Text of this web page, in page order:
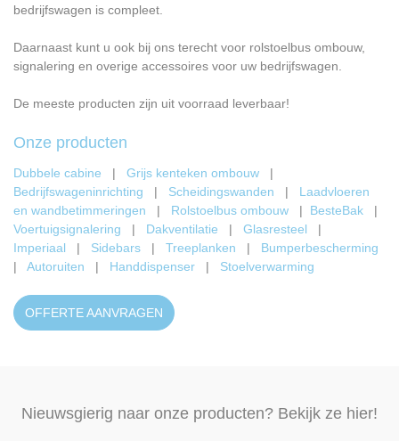
bedrijfswagen is compleet.
Daarnaast kunt u ook bij ons terecht voor rolstoelbus ombouw,
signalering en overige accessoires voor uw bedrijfswagen.
De meeste producten zijn uit voorraad leverbaar!
Onze producten
Dubbele cabine | Grijs kenteken ombouw |
Bedrijfswageninrichting | Scheidingswanden | Laadvloeren
en wandbetimmeringen | Rolstoelbus ombouw | BesteBak |
Voertuigsignalering | Dakventilatie | Glasresteel |
Imperiaal | Sidebars | Treeplanken | Bumperbescherming
| Autoruiten | Handdispenser | Stoelverwarming
OFFERTE AANVRAGEN
Nieuwsgierig naar onze producten? Bekijk ze hier!